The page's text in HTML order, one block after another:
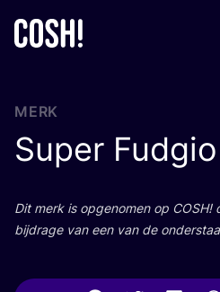
MERK
Super Fudgio
Dit merk is opge­no­men op COSH!
bij­dra­ge van een van de